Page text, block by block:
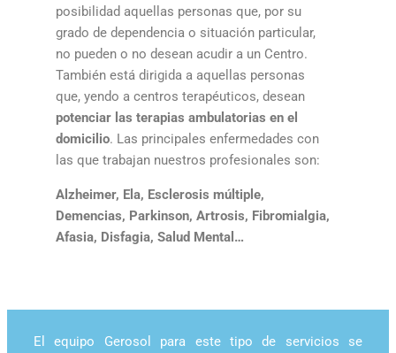
posibilidad aquellas personas que, por su
grado de dependencia o situación particular,
no pueden o no desean acudir a un Centro.
También está dirigida a aquellas personas
que, yendo a centros terapéuticos, desean
potenciar las terapias ambulatorias en el
domicilio. Las principales enfermedades con
las que trabajan nuestros profesionales son:
Alzheimer, Ela, Esclerosis múltiple,
Demencias, Parkinson, Artrosis, Fibromialgia,
Afasia, Disfagia, Salud Mental…
El equipo Gerosol para este tipo de servicios se